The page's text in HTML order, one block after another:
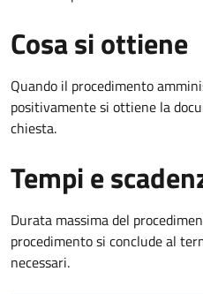
Cosa si ottiene
Quando il procedimento
positivamente si ottiene la
chiesta.
Tempi e
Durata massima del
procedimento si conclude al
necessari.